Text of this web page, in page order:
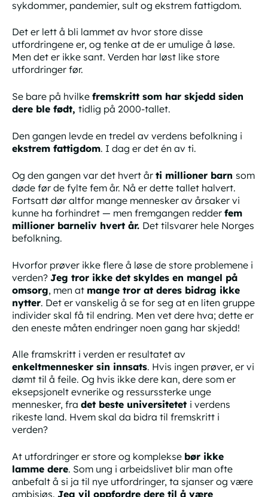
sykdommer, pandemier, sult og ekstrem fattigdom.
Det er lett å bli lammet av hvor store disse
utfordringene er, og tenke at de er umulige å løse.
Men det er ikke sant. Verden har løst like store
utfordringer før.
Se bare på hvilke fremskritt som har skjedd siden
dere ble født, tidlig på 2000-tallet.
Den gangen levde en tredel av verdens befolkning i
ekstrem fattigdom. I dag er det én av ti.
Og den gangen var det hvert år ti millioner barn som
døde før de fylte fem år. Nå er dette tallet halvert.
Fortsatt dør altfor mange mennesker av årsaker vi
kunne ha forhindret — men fremgangen redder fem
millioner barneliv hvert år. Det tilsvarer hele Norges
befolkning.
Hvorfor prøver ikke flere å løse de store problemene i
verden? Jeg tror ikke det skyldes en mangel på
omsorg, men at mange tror at deres bidrag ikke
nytter. Det er vanskelig å se for seg at en liten gruppe
individer skal få til endring. Men vet dere hva; dette er
den eneste måten endringer noen gang har skjedd!
Alle framskritt i verden er resultatet av
enkeltmennesker sin innsats. Hvis ingen prøver, er vi
dømt til å feile. Og hvis ikke dere kan, dere som er
eksepsjonelt evnerike og ressurssterke unge
mennesker, fra det beste universitetet i verdens
rikeste land. Hvem skal da bidra til fremskritt i
verden?
At utfordringer er store og komplekse bør ikke
lamme dere. Som ung i arbeidslivet blir man ofte
anbefalt å si ja til nye utfordringer, ta sjanser og være
ambisiøs. Jeg vil oppfordre dere til å være